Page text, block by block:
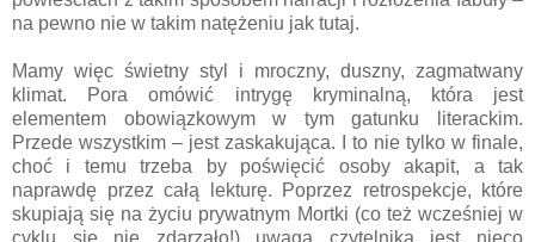
na pewno nie w takim natężeniu jak tutaj.
Mamy więc świetny styl i mroczny, duszny, zagmatwany
klimat. Pora omówić intrygę kryminalną, która jest
elementem obowiązkowym w tym gatunku literackim.
Przede wszystkim – jest zaskakująca. I to nie tylko w finale,
choć i temu trzeba by poświęcić osoby akapit, a tak
naprawdę przez całą lekturę. Poprzez retrospekcje, które
skupiają się na życiu prywatnym Mortki (co też wcześniej w